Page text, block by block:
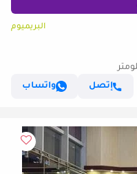
البريميوم
إتصل
واتساب